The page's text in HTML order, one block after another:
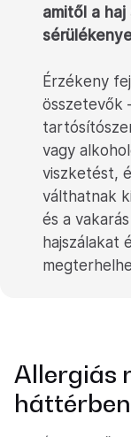
amitől a
Érzékeny
összetevők
vagy
viszketést,
válthatnak
és a
hajszálakat
Allergiás
háttérben